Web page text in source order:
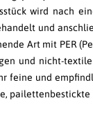
wird nach
und
Art mit PER
und nicht-
feine und
pailetten­bestickte